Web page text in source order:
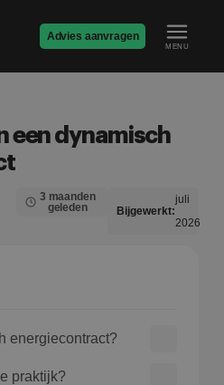
Advies aanvragen
MENU
een dynamisch
3 maanden
geleden
Bijgewerkt:
juli
2026
energiecontract?
praktijk?